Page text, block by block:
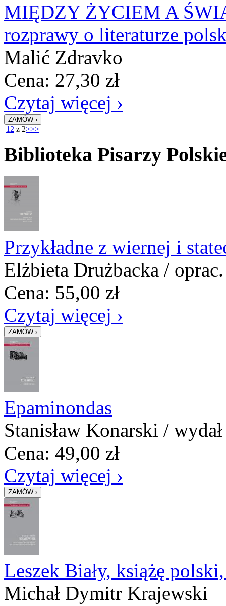
MIĘDZY ŻYCIEM A
rozprawy o literaturze
Malić Zdravko
Cena: 27,30 zł
Czytaj więcej ›
1 2 z 2>>>
Biblioteka Pisarzy
Przykładne z wiernej i
Elżbieta Drużbacka /
Cena: 55,00 zł
Czytaj więcej ›
Epaminondas
Stanisław Konarski /
Cena: 49,00 zł
Czytaj więcej ›
Leszek Biały, książę
Michał Dymitr Krajewski